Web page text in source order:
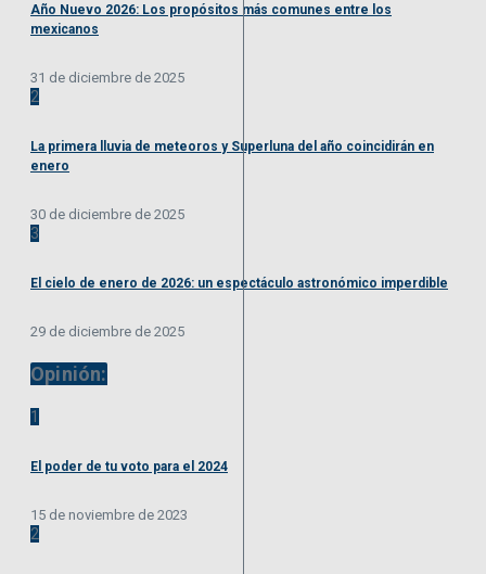
Año Nuevo 2026: Los propósitos más comunes entre los
mexicanos
31 de diciembre de 2025
2
La primera lluvia de meteoros y Superluna del año coincidirán en
enero
30 de diciembre de 2025
3
El cielo de enero de 2026: un espectáculo astronómico imperdible
29 de diciembre de 2025
Opinión:
1
El poder de tu voto para el 2024
15 de noviembre de 2023
2